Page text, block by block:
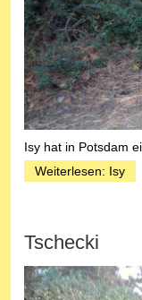
Isy hat in Potsdam
Weiterlesen: Isy
Tschecki